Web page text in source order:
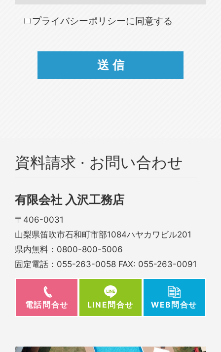
プライバシーポリシーに同意する
資料請求 · お問い合わせ
有限会社 入沢工務店
〒406-0031
山梨県笛吹市石和町市部1084ハヤカワビル201
県内無料： 0800-800-5006
固定電話： 055-263-0058 FAX: 055-263-0091
電話問合せ LINE問合せ WEB問合せ